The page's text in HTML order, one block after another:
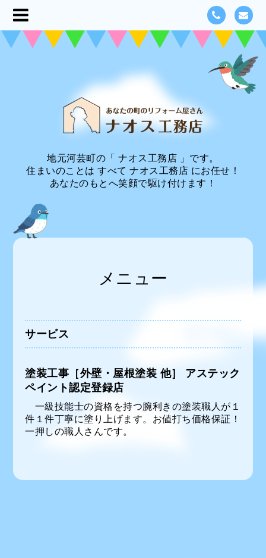
地元河芸町の「 ナオス工務店 」です。
住まいのことは すべて ナオス工務店 にお任せ！
あなたのもとへ笑顔で駆け付けます！
メニュー
サービス
塗装工事［外壁・屋根塗装 他］ アステック
ペイント認定登録店
一級技能士の資格を持つ腕利きの塗装職人が１
件１件丁寧に塗り上げます。お値打ち価格保証！
一押しの職人さんです。